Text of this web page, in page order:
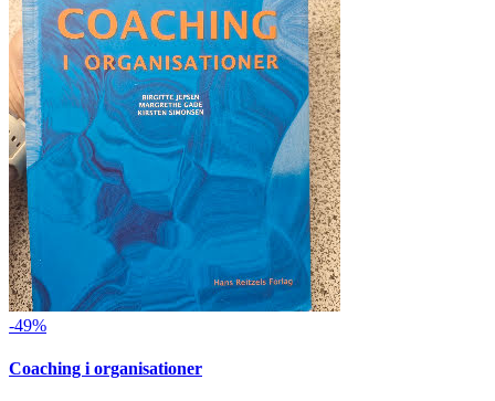
-49%
Coaching i organisationer